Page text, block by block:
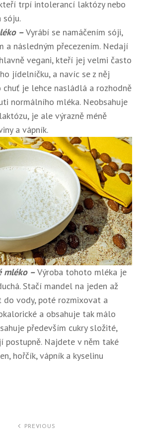
trpí intolerancí laktózy nebo
sóju.
–Vyrábí se namáčením sóji,
a následným přecezením. Nedají
vegani, kteří jej velmi často
jídelníčku, a navíc se z něj
chuť je lehce nasládlá a rozhodně
normálního mléka. Neobsahuje
je ale výrazně méně
a vápník.
mléko –Výroba tohoto mléka je
Stačí mandel na jeden až
do vody, poté rozmixovat a
a obsahuje tak málo
především cukry složité,
postupně. Najdete v něm také
hořčík, vápník a kyselinu
PREVIOUS